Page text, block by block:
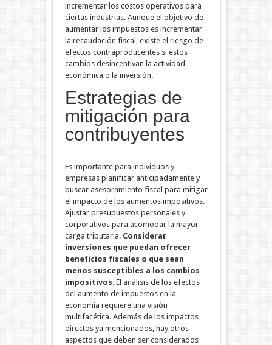
incrementar los costos operativos para
ciertas industrias. Aunque el objetivo de
aumentar los impuestos es incrementar
la recaudación fiscal, existe el riesgo de
efectos contraproducentes si estos
cambios desincentivan la actividad
económica o la inversión.
Estrategias de
mitigación para
contribuyentes
Es importante para individuos y
empresas planificar anticipadamente y
buscar asesoramiento fiscal para mitigar
el impacto de los aumentos impositivos.
Ajustar presupuestos personales y
corporativos para acomodar la mayor
carga tributaria. Considerar
inversiones que puedan ofrecer
beneficios fiscales o que sean
menos susceptibles a los cambios
impositivos. El análisis de los efectos
del aumento de impuestos en la
economía requiere una visión
multifacética. Además de los impactos
directos ya mencionados, hay otros
aspectos que deben ser considerados